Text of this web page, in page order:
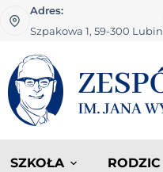
Adres:
Szpakowa 1, 59-300 Lubin
SZKOŁA RODZIC